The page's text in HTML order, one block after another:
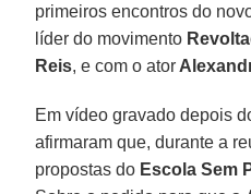
primeiros encontros do
líder do movimento
Reis, e com o ator
Em vídeo gravado depois
afirmaram que, durante a
propostas do Escola Sem